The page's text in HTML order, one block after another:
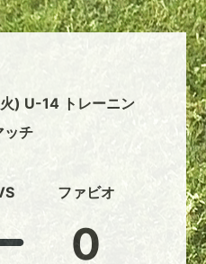
) U-14 トレーニン
ッチ
ファビオ
0